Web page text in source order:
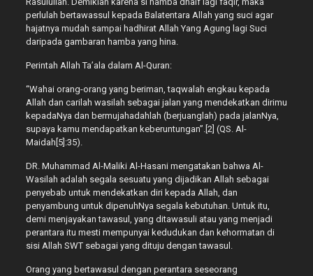
perlulah bertawassul kepada Balatentara Allah yang suci agar
hajatnya mudah sampai hadhirat Allah Yang Agung lagi Suci
daripada gambaran hamba yang hina.
Perintah Allah Ta’ala dalam Al-Quran:
“Wahai orang-orang yang beriman, taqwalah engkau kepada
Allah dan carilah wasilah sebagai jalan yang mendekatkan dirimu
kepadaNya dan bermujahadahlah (berjuanglah) pada jalanNya,
supaya kamu mendapatkan keberuntungan”.[2] (QS. Al-
Maidah[5]:35).
DR. Muhammad Al-Maliki Al-Hasani mengatakan bahwa Al-
Wasilah adalah segala sesuatu yang dijadikan Allah sebagai
penyebab untuk mendekatkan diri kepada Allah, dan
penyambung untuk dipenuhNya segala kebutuhan. Untuk itu,
demi menjayakan tawasul, yang ditawasuli atau yang menjadi
perantara itu mesti mempunyai kedudukan dan kehormatan di
sisi Allah SWT sebagai yang dituju dengan tawasul.
Orang yang bertawasul dengan perantara seseorang